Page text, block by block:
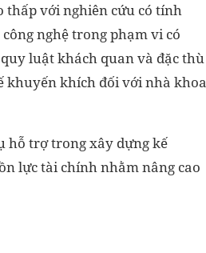
thấp với nghiên cứu có tính
nghệ trong phạm vi có
luật khách quan và đặc thù
khuyến khích đối với nhà khoa
hỗ trợ trong xây dựng kế
lực tài chính nhằm nâng cao